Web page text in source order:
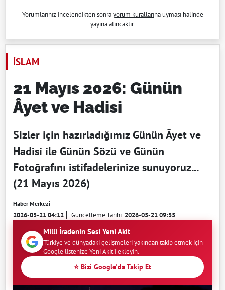
Yorumlarınız incelendikten sonrayorum kurallarına uyması halinde
yayına alıncaktır.
İSLAM
21 Mayıs 2026: Günün
Âyet ve Hadisi
Sizler için hazırladığımız Günün Âyet ve
Hadisi ile Günün Sözü ve Günün
Fotoğrafını istifadelerinize sunuyoruz...
(21 Mayıs 2026)
Haber Merkezi
2026-05-21 04:12 Güncelleme Tarihi:2026-05-21 09:55
Milli İradenin Sesi Yeni Akit
Türkiye ve dünyadaki gelişmeleri yakından takip etmek için
Google listenize Yeni Akit'i ekleyin.
⭐ Bizi Google'da Takip Et